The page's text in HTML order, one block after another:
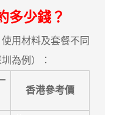
多少錢？
用材料及套餐不同
為例）：
香港參考價